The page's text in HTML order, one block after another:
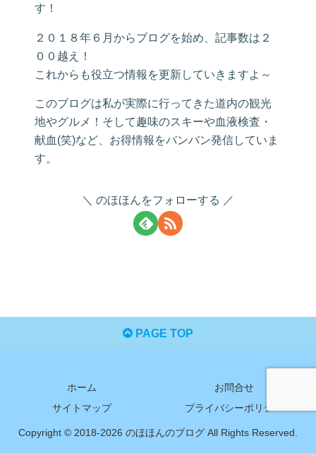
す！
２０１８年６月からブログを始め、記事数は２
００越え！
これからも役立つ情報を更新していきますよ～
このブログは私が実際に行ってきた道内の観光
地やグルメ！そして趣味のスキーや血液検査・
献血(笑)など、お得情報をバンバン発信していま
す。
のほほんをフォローする
PAGE TOP
ホーム
お問合せ
サイトマップ
プライバシーポリシー
Copyright © 2018-2026 のほほんのブログ All Rights Reserved.